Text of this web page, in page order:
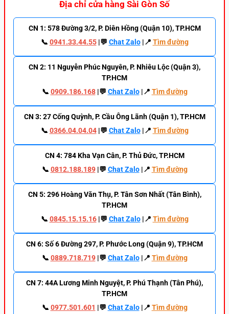
Địa chỉ cửa hàng Sài Gòn Số
CN 1: 578 Đường 3/2, P. Diên Hồng (Quận 10), TP.HCM
📞 0941.33.44.55|💬 Chat Zalo|📍 Tìm đường
CN 2: 11 Nguyễn Phúc Nguyên, P. Nhiêu Lộc (Quận 3),
TP.HCM
📞 0909.186.168|💬 Chat Zalo|📍 Tìm đường
CN 3: 27 Cống Quỳnh, P. Cầu Ông Lãnh (Quận 1), TP.HCM
📞 0366.04.04.04|💬 Chat Zalo|📍 Tìm đường
CN 4: 784 Kha Vạn Cân, P. Thủ Đức, TP.HCM
📞 0812.188.189|💬 Chat Zalo|📍 Tìm đường
CN 5: 296 Hoàng Văn Thụ, P. Tân Sơn Nhất (Tân Bình),
TP.HCM
📞 0845.15.15.16|💬 Chat Zalo|📍 Tìm đường
CN 6: Số 6 Đường 297, P. Phước Long (Quận 9), TP.HCM
📞 0889.718.719|💬 Chat Zalo|📍 Tìm đường
CN 7: 44A Lương Minh Nguyệt, P. Phú Thạnh (Tân Phú),
TP.HCM
📞 0977.501.601 |💬 Chat Zalo|📍 Tìm đường